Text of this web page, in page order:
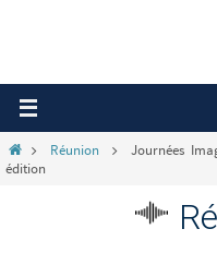
HomeRéunion
Journées
édition